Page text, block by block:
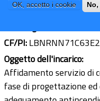
OK, accetto i cookie
CF/PI:
Oggetto dell'incarico:
Affidamento servizio di
fase di progettazione